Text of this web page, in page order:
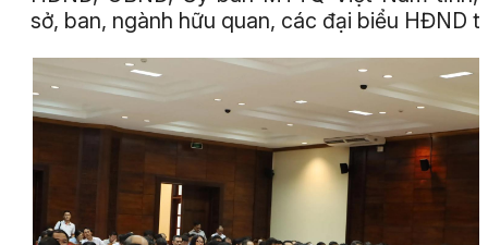
sở, ban, ngành hữu quan, các đại biểu HĐND